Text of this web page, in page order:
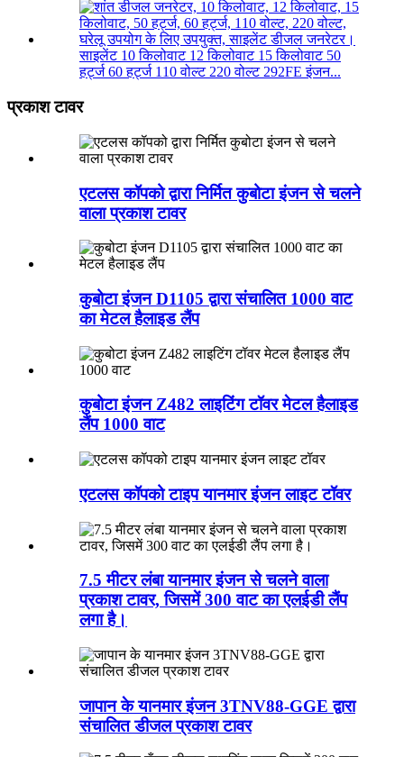
साइलेंट 10 किलोवाट 12 किलोवाट 15 किलोवाट 50
हर्ट्ज 60 हर्ट्ज 110 वोल्ट 220 वोल्ट 292FE इंजन...
प्रकाश टावर
एटलस कॉपको द्वारा निर्मित कुबोटा इंजन से चलने
वाला प्रकाश टावर
कुबोटा इंजन D1105 द्वारा संचालित 1000 वाट
का मेटल हैलाइड लैंप
कुबोटा इंजन Z482 लाइटिंग टॉवर मेटल हैलाइड
लैंप 1000 वाट
एटलस कॉपको टाइप यानमार इंजन लाइट टॉवर
7.5 मीटर लंबा यानमार इंजन से चलने वाला
प्रकाश टावर, जिसमें 300 वाट का एलईडी लैंप
लगा है।
जापान के यानमार इंजन 3TNV88-GGE द्वारा
संचालित डीजल प्रकाश टावर